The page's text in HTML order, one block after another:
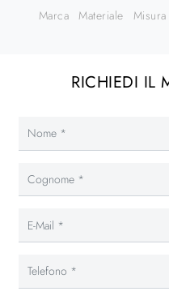
Marca Materiale Misura
RICHIEDI IL